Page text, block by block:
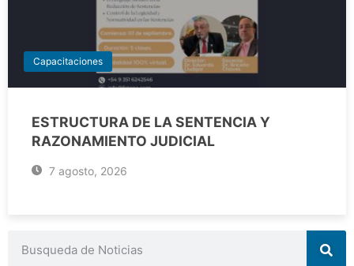
Capacitaciones
ESTRUCTURA DE LA SENTENCIA Y
RAZONAMIENTO JUDICIAL
7 agosto, 2026